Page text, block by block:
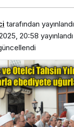
tarafından yayınlandı
20:58 yayınlandı